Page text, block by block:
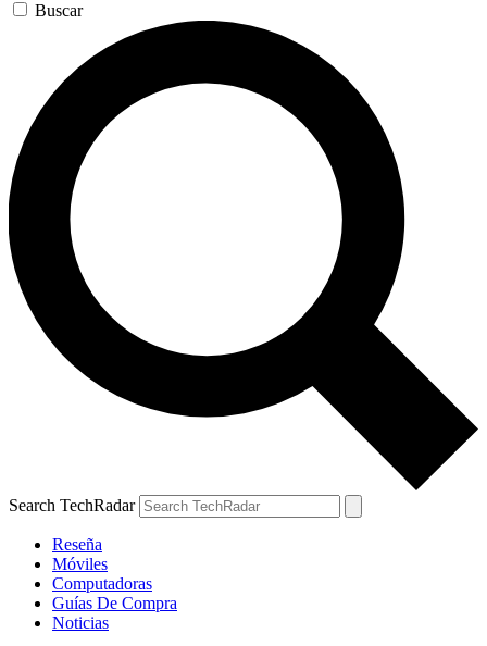
Buscar
Search TechRadar
Reseña
Móviles
Computadoras
Guías De Compra
Noticias